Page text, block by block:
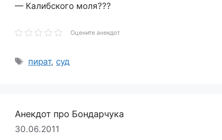
— Калибского моля???
Оцените анекдот
Метки
пират, суд
Анекдот про Бондарчука
30.06.2011